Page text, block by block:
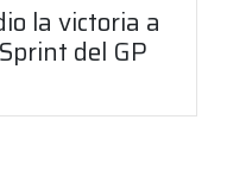
la victoria a
del GP